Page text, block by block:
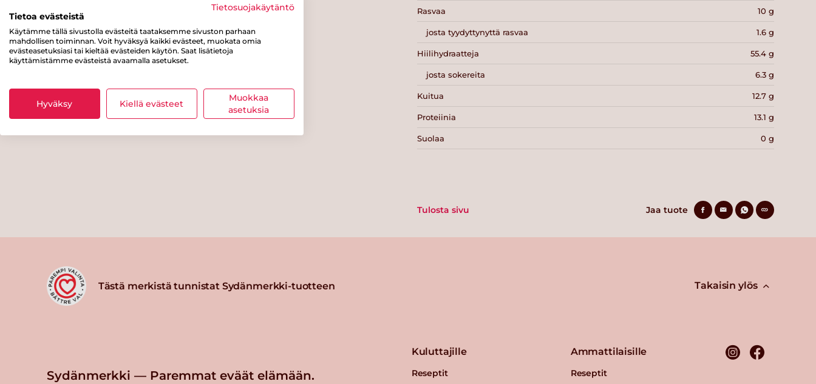
Rasvaa 10 g
josta tyydyttynyttä rasvaa 1.6 g
Hiilihydraatteja 55.4 g
josta sokereita 6.3 g
Kuitua 12.7 g
Proteiinia 13.1 g
Suolaa 0 g
Tulosta sivu Jaa tuote
Tästä merkistä tunnistat Sydänmerkki-tuotteen Takaisin ylös
Sydänmerkki — Paremmat eväät elämään.
Kuluttajille
Reseptit
Ammattilaisille
Reseptit
Tietosuojakäytäntö
Tietoa evästeistä
Käytämme tällä sivustolla evästeitä taataksemme sivuston parhaan
mahdollisen toiminnan. Voit hyväksyä kaikki evästeet, muokata omia
evästeasetuksiasi tai kieltää evästeiden käytön. Saat lisätietoja
käyttämistämme evästeistä avaamalla asetukset.
Hyväksy Kiellä evästeet
Muokkaa
asetuksia